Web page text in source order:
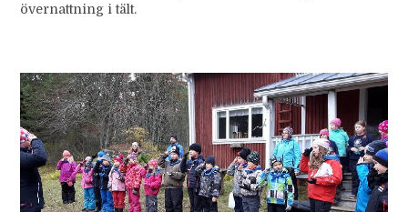
övernattning i tält.